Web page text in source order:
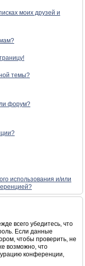
моих друзей и
темы?
форум?
использования и/или
всего убедитесь, что
Если данные
чтобы проверить, не
возможно, что
конференции,